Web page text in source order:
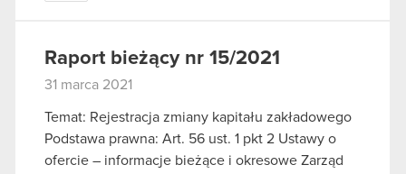
Raport bieżący nr 15/2021
31 marca 2021
Temat: Rejestracja zmiany kapitału zakładowego
Podstawa prawna: Art. 56 ust. 1 pkt 2 Ustawy o
ofercie – informacje bieżące i okresowe Zarząd